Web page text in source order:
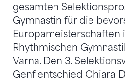
gesamten
Gymnastin für die
Europameisterschaften
Rhythmischen
Varna. Den 3.
Genf entschied Chiara